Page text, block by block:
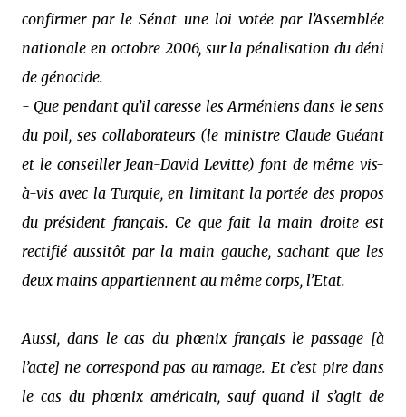
confirmer par le Sénat une loi votée par l’Assemblée
nationale en octobre 2006, sur la pénalisation du déni
de génocide.
- Que pendant qu’il caresse les Arméniens dans le sens
du poil, ses collaborateurs (le ministre Claude Guéant
et le conseiller Jean-David Levitte) font de même vis-
à-vis avec la Turquie, en limitant la portée des propos
du président français. Ce que fait la main droite est
rectifié aussitôt par la main gauche, sachant que les
deux mains appartiennent au même corps, l’Etat.
Aussi, dans le cas du phœnix français le passage [à
l’acte] ne correspond pas au ramage. Et c’est pire dans
le cas du phœnix américain, sauf quand il s’agit de